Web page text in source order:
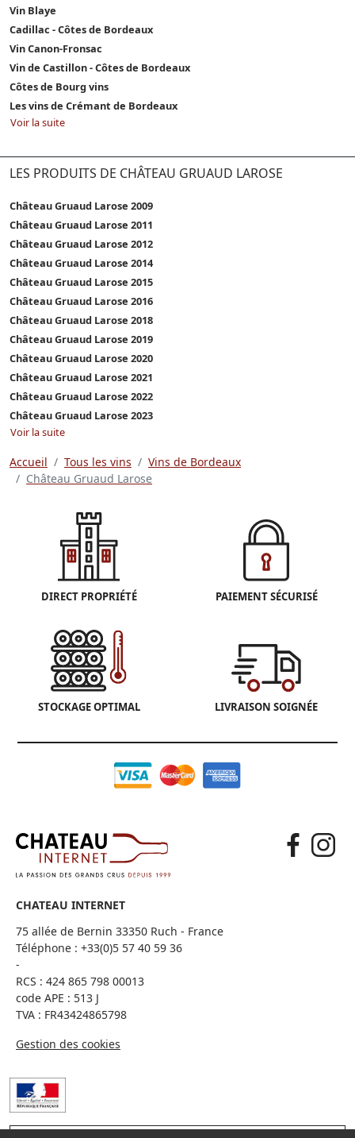
Vin Blaye
Cadillac - Côtes de Bordeaux
Vin Canon-Fronsac
Vin de Castillon - Côtes de Bordeaux
Côtes de Bourg vins
Les vins de Crémant de Bordeaux
Voir la suite
LES PRODUITS DE CHÂTEAU GRUAUD LAROSE
Château Gruaud Larose 2009
Château Gruaud Larose 2011
Château Gruaud Larose 2012
Château Gruaud Larose 2014
Château Gruaud Larose 2015
Château Gruaud Larose 2016
Château Gruaud Larose 2018
Château Gruaud Larose 2019
Château Gruaud Larose 2020
Château Gruaud Larose 2021
Château Gruaud Larose 2022
Château Gruaud Larose 2023
Voir la suite
Accueil Tous les vins
Vins de Bordeaux
Château Gruaud Larose
DIRECT PROPRIÉTÉ PAIEMENT SÉCURISÉ
STOCKAGE OPTIMAL LIVRAISON SOIGNÉE
CHATEAU INTERNET
75 allée de Bernin 33350 Ruch - France
Téléphone : +33(0)5 57 40 59 36
-
RCS : 424 865 798 00013
code APE : 513 J
TVA : FR43424865798
Gestion des cookies